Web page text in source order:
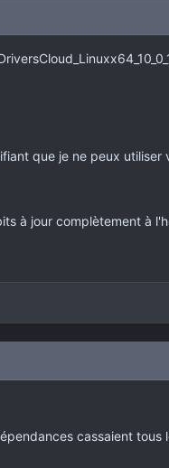
que je ne peux utiliser
à jour complètement à
cassaient